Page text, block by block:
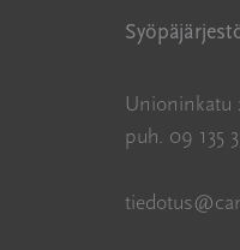
Unioninkatu
puh. 09 135